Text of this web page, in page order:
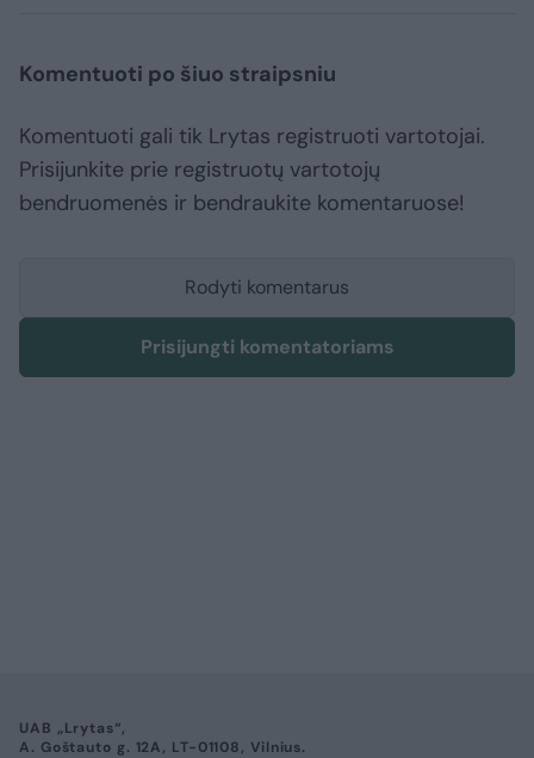
Komentuoti po šiuo straipsniu
Komentuoti gali tik Lrytas registruoti vartotojai.
Prisijunkite prie registruotų vartotojų
bendruomenės ir bendraukite komentaruose!
Rodyti komentarus
Prisijungti komentatoriams
UAB „Lrytas“,
A. Goštauto g. 12A, LT-01108, Vilnius.